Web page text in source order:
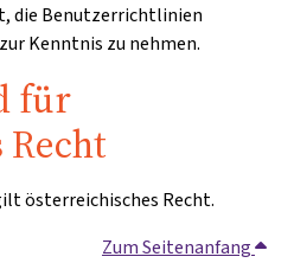
die Benutzerrichtlinien
Kenntnis zu nehmen.
für
österreichisches Recht.
Zum Seitenanfang